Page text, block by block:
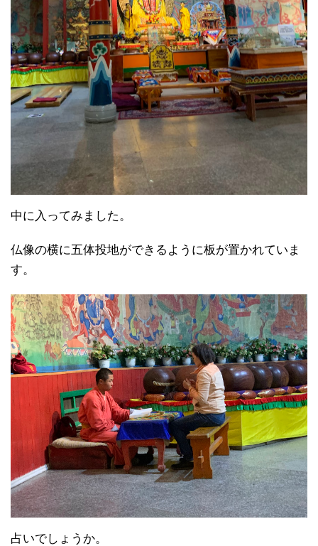
中に入ってみました。
仏像の横に五体投地ができるように板が置かれていま
す。
占いでしょうか。